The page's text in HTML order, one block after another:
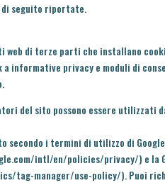
di seguito riportate.
di terze parti che installano
informative privacy e moduli di
del sito possono essere utilizzati
secondo i termini di utilizzo di
intl/en/policies/privacy/) e la
tag-manager/use-policy/). Puoi